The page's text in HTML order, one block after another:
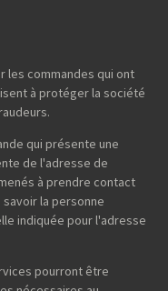
les commandes qui ont
à protéger la société
qui présente une
de l'adresse de
à prendre contact
la personne
indiquée pour l'adresse
pourront être